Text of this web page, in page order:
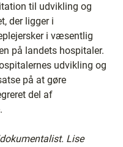
til udvikling og
der ligger i
i væsentlig
på landets hospitaler.
udvikling og
på at gøre
del af
Lise